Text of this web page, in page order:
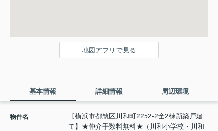
地図アプリで見る
基本情報 詳細情報 周辺環境
物件名
【横浜市都筑区川和町2252-2全2棟新築戸建
て】★仲介手数料無料★（川和小学校・川和